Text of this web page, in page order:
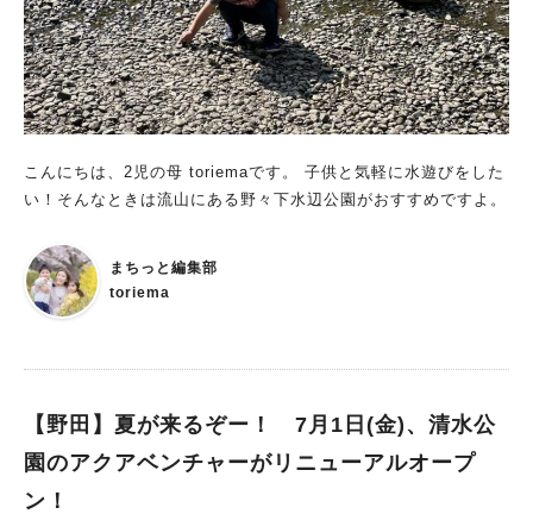
こんにちは、2児の母 toriemaです。 子供と気軽に水遊びをした
い！そんなときは流山にある野々下水辺公園がおすすめですよ。
まちっと編集部
toriema
【野田】夏が来るぞー！ 7月1日(金)、清水公
園のアクアベンチャーがリニューアルオープ
ン！